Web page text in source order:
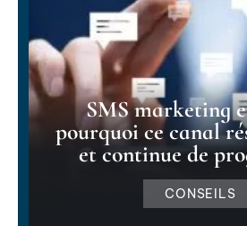
SMS marketing
pourquoi ce canal
et continue de
CONSEILS